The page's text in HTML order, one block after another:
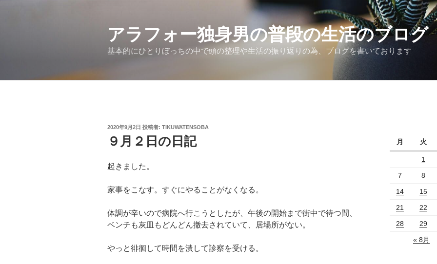
アラフォー独身男の普段の生活のブログ
基本的にひとりぼっちの中で頭の整理や生活の振り返りの為、ブログを書いております
投
日:
2020年9月2日 投稿者: TIKUWATENSOBA
９月２日の日記
起きました。
家事をこなす。すぐにやることがなくなる。
体調が辛いので病院へ行こうとしたが、午後の開始まで街中で待つ間、
ベンチも灰皿もどんどん撤去されていて、居場所がない。
やっと徘徊して時間を潰して診察を受ける。
月 火
1
7 8
14 15
21 22
28 29
« 8月